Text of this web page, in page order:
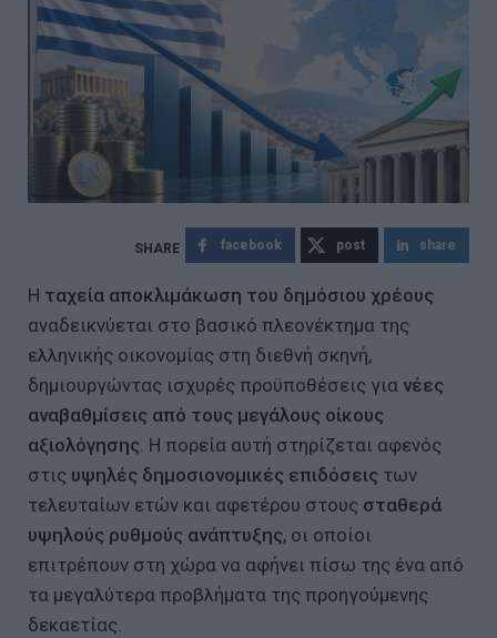
facebook post share
Η ταχεία αποκλιμάκωση του δημόσιου χρέους
αναδεικνύεται στο βασικό πλεονέκτημα της
ελληνικής οικονομίας στη διεθνή σκηνή,
δημιουργώντας ισχυρές προϋποθέσεις για νέες
αναβαθμίσεις από τους μεγάλους οίκους
αξιολόγησης . Η πορεία αυτή στηρίζεται αφενός
στις υψηλές δημοσιονομικές επιδόσεις των
τελευταίων ετών και αφετέρου στους σταθερά
υψηλούς ρυθμούς ανάπτυξης, οι οποίοι
επιτρέπουν στη χώρα να αφήνει πίσω της ένα από
τα μεγαλύτερα προβλήματα της προηγούμενης
δεκαετίας.